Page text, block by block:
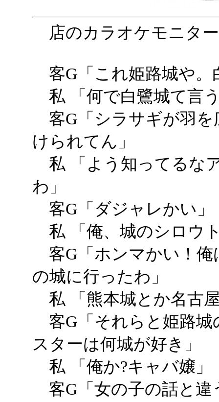
店のカラオケモニタ
客G「これ姫路城や。
私 「何で白鷺城て言
客G「シラサギが羽を
けられてん」
私 「よう知ってるな
わ」
客G「ダジャレかい」
私 「俺、城のシロウ
客G「ホンマかい！俺
の城に行ったわ」
私 「熊本城とか名古
客G「それらと姫路城
スターは何城が好き」
私 「俺か?キャバ嬢」
客G「女の子の話と違